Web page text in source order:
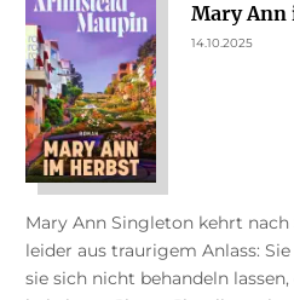
Mary Ann
14.10.2025
Mary Ann Singleton kehrt nach
leider aus traurigem Anlass:
sie sich nicht behandeln